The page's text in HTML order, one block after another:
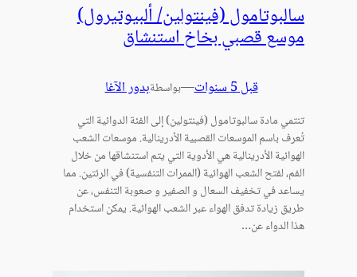
سالبوتامول (فينتولين/ ألبيوتيرول)
موسع قصبي بخاخ استنشاق
قبل 5 سنوات —بواسطةبدور الآغا
تنتمي مادة سالبوتامول (فينتولين) إلى الفئة الدوائية التي
تُعرف باسم الموسعات القصبية الأدرينالية. موسعات الشعب
الهوائية الأدرينالية هي الأدوية التي يتم استنشاقها من خلال
الفم، لفتح الشعب الهوائية (الممرات التنفسية) في الرئتين. مما
يساعد في تخفيف السعال و الصفير و صعوبة التنفس، عن
طريق زيادة تدفق الهواء عبر الشعب الهوائية. يمكن استخدام
هذا الدواء عن…